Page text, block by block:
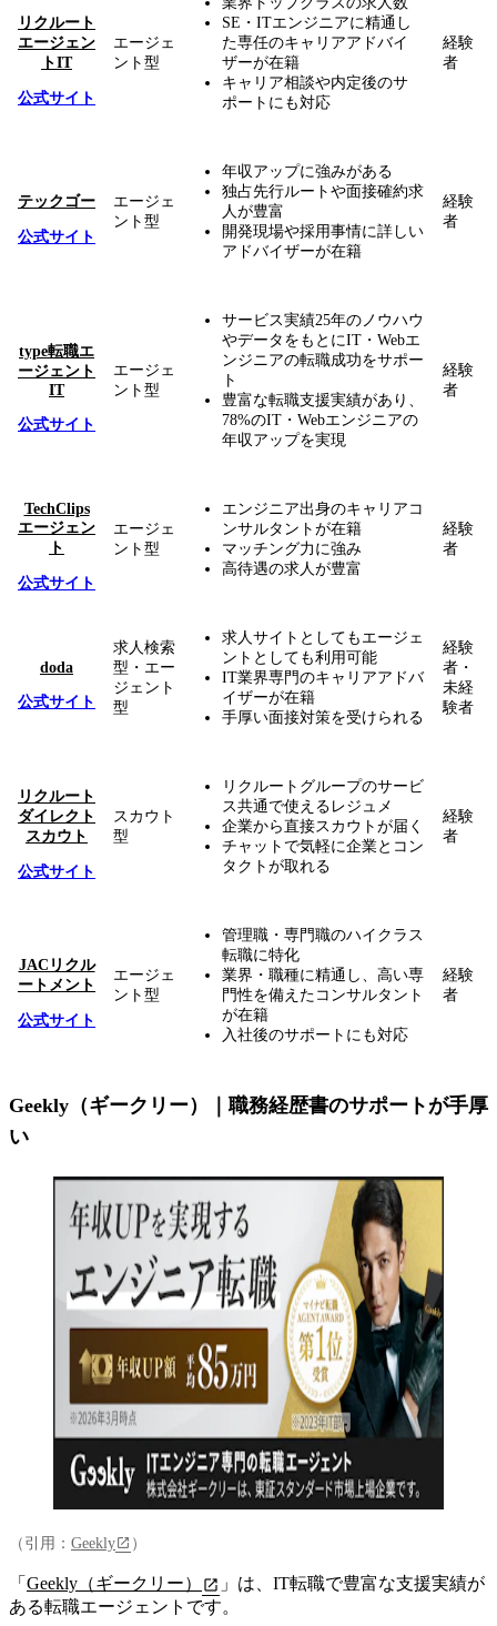
リクルート
エージェン
トIT
公式サイト
エージェ
ント型
SE・ITエンジニアに精通し
た専任のキャリアアドバイ
ザーが在籍
キャリア相談や内定後のサ
ポートにも対応
経験
者
テックゴー
公式サイト
エージェ
ント型
年収アップに強みがある
独占先行ルートや面接確約求
人が豊富
開発現場や採用事情に詳しい
アドバイザーが在籍
経験
者
type転職エ
ージェント
IT
公式サイト
エージェ
ント型
サービス実績25年のノウハウ
やデータをもとにIT・Webエ
ンジニアの転職成功をサポー
ト
豊富な転職支援実績があり、
78%のIT・Webエンジニアの
年収アップを実現
経験
者
TechClips
エージェン
ト
公式サイト
エージェ
ント型
エンジニア出身のキャリアコ
ンサルタントが在籍
マッチング力に強み
高待遇の求人が豊富
経験
者
doda
公式サイト
求人検索
型・エー
ジェント
型
求人サイトとしてもエージェ
ントとしても利用可能
IT業界専門のキャリアアドバ
イザーが在籍
手厚い面接対策を受けられる
経験
者・
未経
験者
リクルート
ダイレクト
スカウト
公式サイト
スカウト
型
リクルートグループのサービ
ス共通で使えるレジュメ
企業から直接スカウトが届く
チャットで気軽に企業とコン
タクトが取れる
経験
者
JACリクル
ートメント
公式サイト
エージェ
ント型
管理職・専門職のハイクラス
転職に特化
業界・職種に精通し、高い専
門性を備えたコンサルタント
が在籍
入社後のサポートにも対応
経験
者
Geekly（ギークリー）｜職務経歴書のサポートが手厚
い
（引用： Geekly ）
「 Geekly（ギークリー） 」は、 IT転職で豊富な支援実績が
ある転職エージェント です。